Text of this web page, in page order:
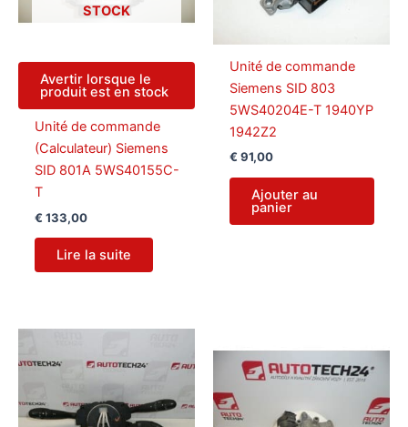
STOCK
Avertir lorsque le
produit est en stock
Unité de commande
(Calculateur) Siemens
SID 801A 5WS40155C-
T
€ 133,00
Lire la suite
Unité de commande
Siemens SID 803
5WS40204E-T 1940YP
1942Z2
€ 91,00
Ajouter au
panier